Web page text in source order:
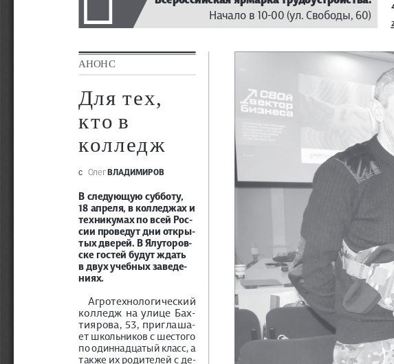
Начало в 10-00 (ул. Свободы, 60)
АНОНС
Для тех,
кто в
колледж
c Олег ВЛАДИМИРОВ
В следующую субботу,
18 апреля, в колледжах и
техникумах по всей Рос-
сии проведут дни откры-
тых дверей. В Ялуторов-
ске гостей будут ждать
в двух учебных заведе-
ниях.
Агротехнологический
колледж на улице Бах-
тиярова, 53, приглаша-
ет школьников с шестого
по одиннадцатый класс, а
также их родителей с де-